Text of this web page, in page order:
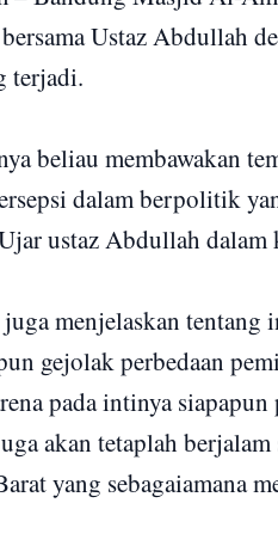
Ustaz Abdullah
terjadi.
beliau membawakan
dalam berpolitik
ustaz Abdullah dalam
menjelaskan tentang
gejolak perbedaan
pada intinya
akan tetaplah
yang sebagaiamana